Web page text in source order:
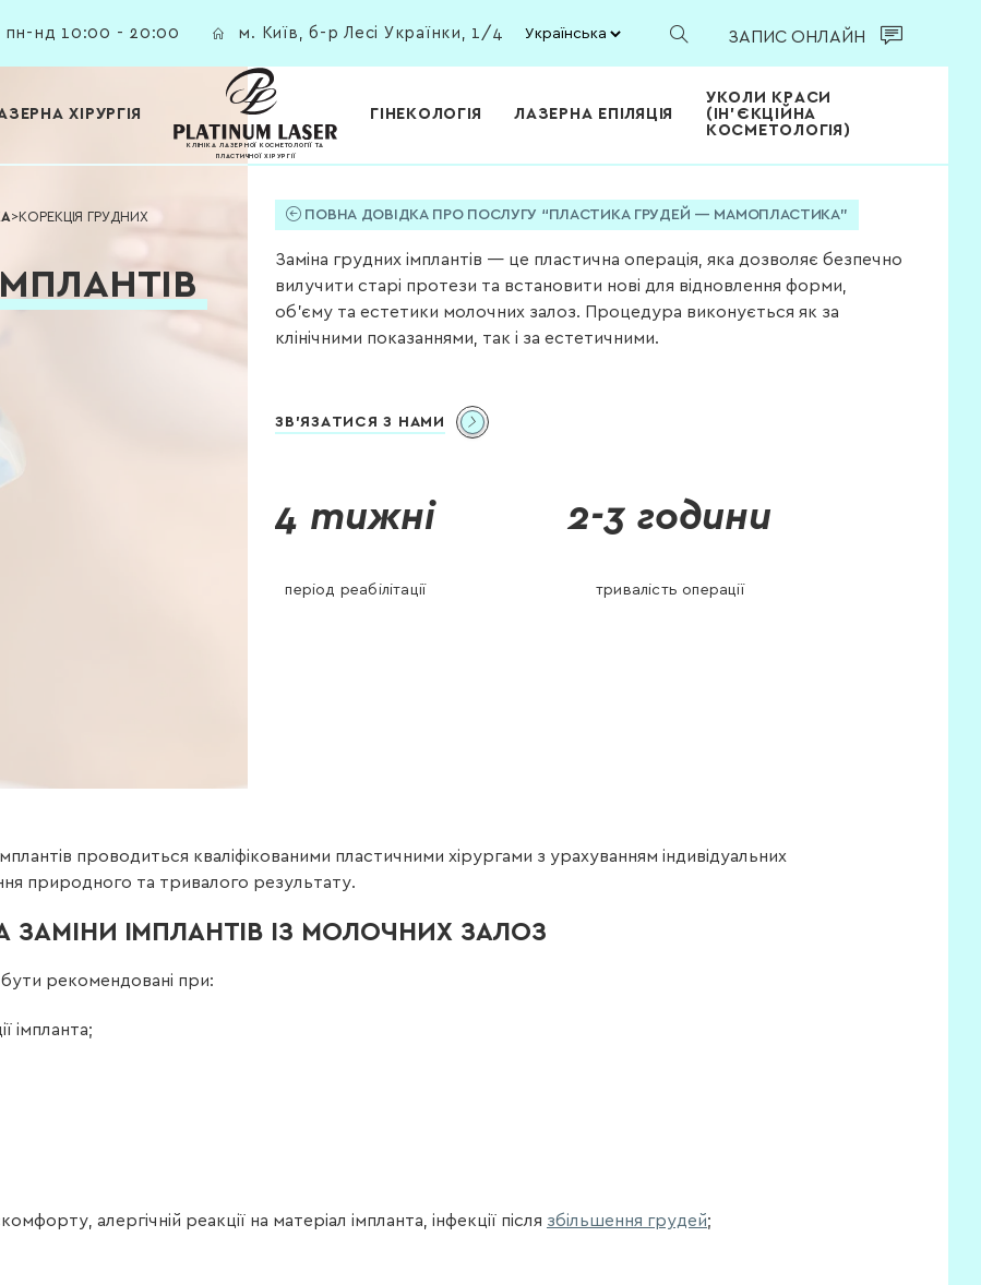
пн-нд 10:00 - 20:00 м. Київ, б-р Лесі Українки, 1/4 ЗАПИС ОНЛАЙН
ХІРУРГІЯ
КЛІНІКА ЛАЗЕРНОЇ КОСМЕТОЛОГІЇ ТА
ПЛАСТИЧНОЇ ХІРУРГІЇ
ГІНЕКОЛОГІЯ ЛАЗЕРНА ЕПІЛЯЦІЯ
УКОЛИ КРАСИ
(ІН'ЄКЦІЙНА
КОСМЕТОЛОГІЯ)
>КОРЕКЦІЯ ГРУДНИХ
ПОВНА ДОВІДКА ПРО ПОСЛУГУ “ПЛАСТИКА ГРУДЕЙ — МАМОПЛАСТИКА”
Заміна грудних імплантів — це пластична операція, яка дозволяє безпечно
вилучити старі протези та встановити нові для відновлення форми,
об’єму та естетики молочних залоз. Процедура виконується як за
клінічними показаннями, так і за естетичними.
ЗВ'ЯЗАТИСЯ З НАМИ
4 тижні
період реабілітації
2-3 години
тривалість операції
проводиться кваліфікованими пластичними хірургами з урахуванням індивідуальних
природного та тривалого результату.
ІМПЛАНТІВ ІЗ МОЛОЧНИХ ЗАЛОЗ
рекомендовані при:
імпланта;
алергічній реакції на матеріал імпланта, інфекції після збільшення грудей;